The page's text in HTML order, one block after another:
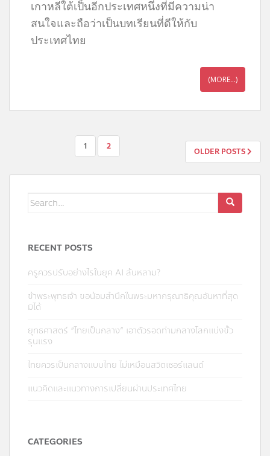
เกาหลีใต้เป็นอีกประเทศหนึ่งที่มีความน่า
สนใจและถือว่าเป็นบทเรียนที่ดีให้กับ
ประเทศไทย
(MORE…)
1 2 OLDER POSTS
RECENT POSTS
ครูควรปรับอย่างไรในยุค AI ล้นหลาม?
ข้าพระพุทธเจ้า ขอน้อมสำนึกในพระมหากรุณาธิคุณอันหาที่สุด
มิได้
ยุทธศาสตร์ “ไทยเป็นกลาง” เอาตัวรอดท่ามกลางโลกแบ่งขั้ว
รุนแรง
ไทยควรเป็นกลางแบบไทย ไม่เหมือนสวิตเซอร์แลนด์
แนวคิดและแนวทางการเปลี่ยนผ่านประเทศไทย
CATEGORIES